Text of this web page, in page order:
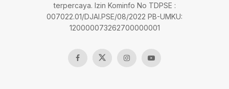
terpercaya. Izin Kominfo No TDPSE :
007022.01/DJAI.PSE/08/2022 PB-UMKU:
120000073262700000001